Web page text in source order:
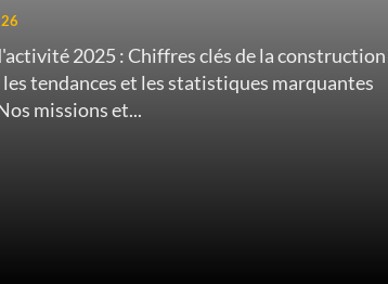
clés de la construction
tendances et les statistiques marquantes
l'année ; Nos missions et...